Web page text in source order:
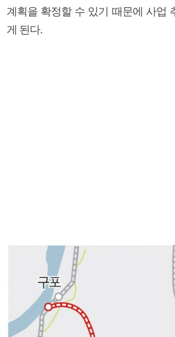
계획을 확정할 수 있기 때문에 사업
게 된다.